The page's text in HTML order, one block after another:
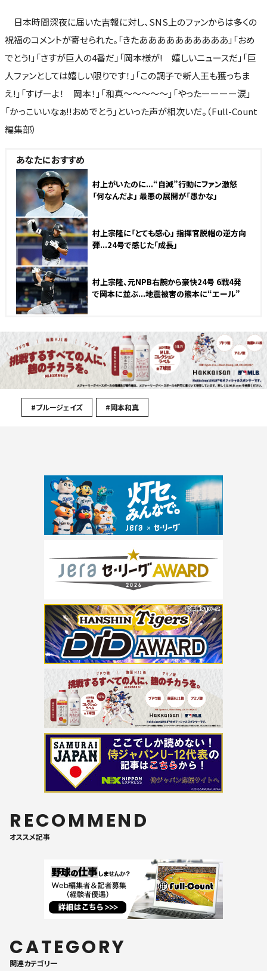
日本時間深夜に届いた吉報に対し、SNS上のファンからは多くの
祝福のコメントが寄せられた。「きたああああああああああ」「おめ
でとう!」「さすが巨人の4番だ」「岡本様が! 嬉しいニュースだ」「巨
人ファンとしては嬉しい限りです！」「この調子で新人王も獲っちま
え!」「すげーよ！ 岡本！」「和真～～～～～」「やったーーーー涙」
「かっこいいなぁ!!おめでとう」といった声が相次いだ。（Full-Count
編集部）
あなたにおすすめ
村上がいたのに...“自滅”行動にファン激怒
「何なんだよ」 最悪の展開が「愚かな」
村上宗隆に「とても感心」 指揮官脱帽の逆方向
弾...24号で感じた「成長」
村上宗隆、元NPB右腕から豪快24号 6戦4発
で岡本に並ぶ...地震被害の熊本に“エール”
#ブルージェイズ #岡本和真
RECOMMEND
オススメ記事
CATEGORY
関連カテゴリ一